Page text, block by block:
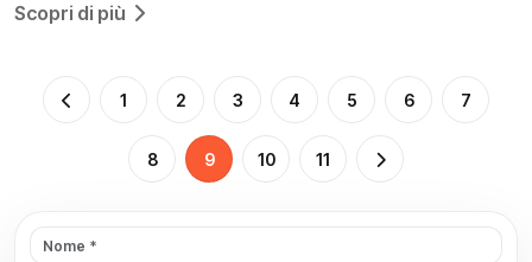
Scopri di più
1 2 3 4 5 6 7
8 9 10 11